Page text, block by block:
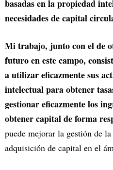
basadas en la propiedad
necesidades de capital
Mi trabajo, junto con el de
futuro en este campo,
a utilizar eficazmente sus
intelectual para obtener
gestionar eficazmente los
obtener capital de forma
puede mejorar la gestión de
adquisición de capital en el